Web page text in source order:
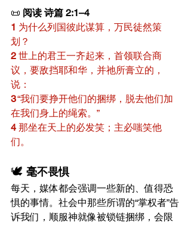
📜 阅读 诗篇 2:1–4
1 为什么列国彼此谋算，万民徒然策
划？
2 世上的君王一齐起来，首领联合商
议，要敌挡耶和华，并祂所膏立的，
说：
3 “我们要挣开他们的捆绑，脱去他们加
在我们身上的绳索。”
4 那坐在天上的必发笑；主必嗤笑他
们。
🕊️ 毫不畏惧
每天，媒体都会强调一些新的、值得恐
惧的事情。社会中那些所谓的“掌权者”告
诉我们，顺服神就像被锁链捆绑，会限